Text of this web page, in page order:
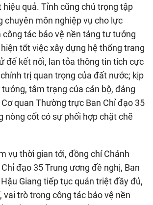
hiệu quả. Tỉnh cũng chú trọng tập
chuyên môn nghiệp vụ cho lực
công tác bảo vệ nền tảng tư tưởng
tốt việc xây dựng hệ thống trang
để kết nối, lan tỏa thông tin tích cực
trị quan trọng của đất nước; kịp
tâm trạng của cán bộ, đảng
quan Thường trực Ban Chỉ đạo 35
nòng cốt có sự phối hợp chặt chẽ
vụ thời gian tới, đồng chí Chánh
đạo 35 Trung ương đề nghị, Ban
Giang tiếp tục quán triệt đầy đủ,
vai trò trong công tác bảo vệ nền